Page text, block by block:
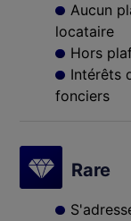
Aucun
locataire
Hors
Intérêts
fonciers
Rare